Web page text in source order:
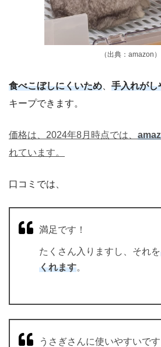
（出典：amazon）
食べこぼしにくいため 手入れがし
キープできます。
価格は、2024年8月時点では、
れています。
口コミでは、
満足です！
たくさん入りますし、それを
くれます。
うさぎさんに使いやすいです